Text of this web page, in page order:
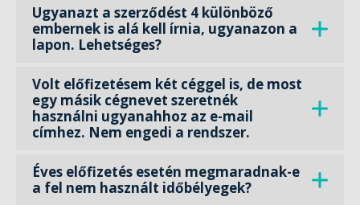
Ugyanazt a szerződést 4 különböző
embernek is alá kell írnia, ugyanazon a
lapon. Lehetséges?
Volt előfizetésem két céggel is, de most
egy másik cégnevet szeretnék
használni ugyanahhoz az e-mail
címhez. Nem engedi a rendszer.
Éves előfizetés esetén megmaradnak-e
a fel nem használt időbélyegek?